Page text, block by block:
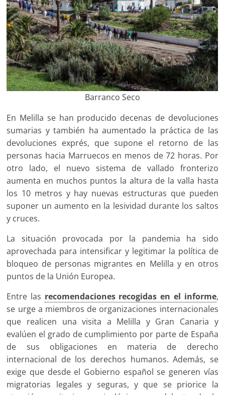
Barranco Seco
En Melilla se han producido decenas de devoluciones
sumarias y también ha aumentado la práctica de las
devoluciones exprés, que supone el retorno de las
personas hacia Marruecos en menos de 72 horas. Por
otro lado, el nuevo sistema de vallado fronterizo
aumenta en muchos puntos la altura de la valla hasta
los 10 metros y hay nuevas estructuras que pueden
suponer un aumento en la lesividad durante los saltos
y cruces.
La situación provocada por la pandemia ha sido
aprovechada para intensificar y legitimar la política de
bloqueo de personas migrantes en Melilla y en otros
puntos de la Unión Europea.
Entre las recomendaciones recogidas en el informe,
se urge a miembros de organizaciones internacionales
que realicen una visita a Melilla y Gran Canaria y
evalúen el grado de cumplimiento por parte de España
de sus obligaciones en materia de derecho
internacional de los derechos humanos. Además, se
exige que desde el Gobierno español se generen vías
migratorias legales y seguras, y que se priorice la